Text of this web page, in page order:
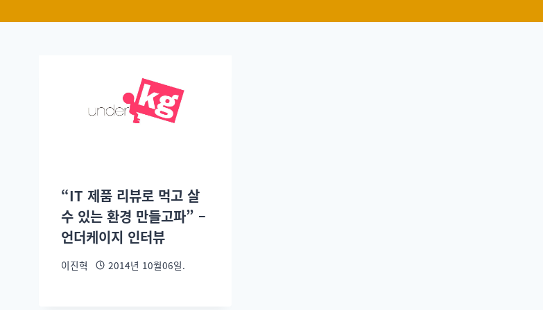
“IT 제품 리뷰로 먹고 살
수 있는 환경 만들고파” –
언더케이지 인터뷰
이진혁 2014년 10월06일.